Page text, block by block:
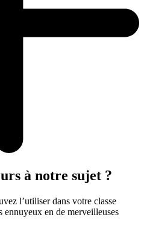
à notre sujet ?
l’utiliser dans votre classe
ennuyeux en de merveilleuses